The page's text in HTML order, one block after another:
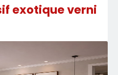
exotique verni